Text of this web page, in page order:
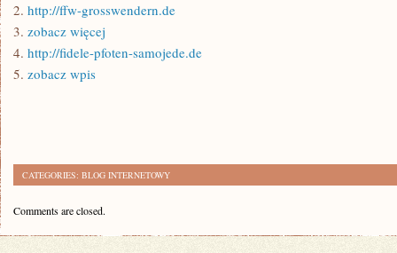
2. http://ffw-grosswendern.de
3. zobacz więcej
4. http://fidele-pfoten-samojede.de
5. zobacz wpis
CATEGORIES: BLOG INTERNETOWY
Comments are closed.